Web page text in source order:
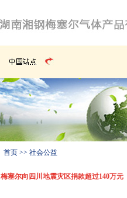
首页 >> 社会公益
梅塞尔向四川地震灾区捐款超过140万元